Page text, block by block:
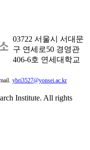
03722 서울시 서대문
구 연세로50 경영관
406-6호 연세대학교
ybri3527@yonsei.ac.kr
Institute. All rights